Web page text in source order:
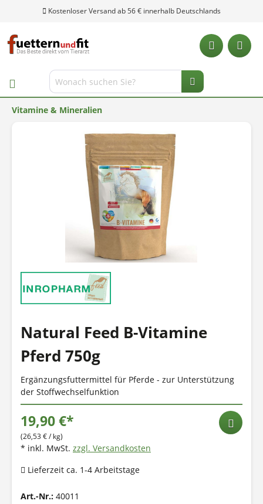
Kostenloser Versand ab 56 € innerhalb Deutschlands
Vitamine & Mineralien
Natural Feed B-Vitamine
Pferd 750g
Ergänzungsfuttermittel für Pferde - zur Unterstützung
der Stoffwechselfunktion
19,90 €*
(26,53 € / kg)
* inkl. MwSt. zzgl. Versandkosten
Lieferzeit ca. 1-4 Arbeitstage
Art.-Nr.: 40011